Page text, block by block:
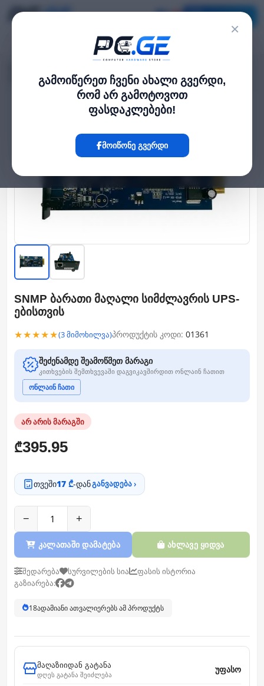
×
გამოიწერეთ ჩვენი ახალი გვერდი,
რომ არ გამოტოვოთ
ფასდაკლებები!
მოიწონე გვერდი
SNMP ბარათი მაღალი სიმძლავრის UPS-ებისთვის
SNMP ბარათი მაღალი სიმძლავრის UPS-
ებისთვის
★★★★★(3 მიმოხილვა)პროდუქტის კოდი: 01361
შეძენამდე შეამოწმეთ მარაგი
კითხვების შემთხვევაში დაგვიკავშირდით ონლაინ ჩათით
ონლაინ ჩათი
არ არის მარაგში
₾395.95
თვეში17 ₾-დანგანვადება ›
− +
კალათაში დამატება ახლავე ყიდვა
შედარება სურვილების სია
ფასის ისტორია
გაზიარება:
18ადამიანი ათვალიერებს ამ პროდუქტს
მაღაზიიდან გატანა
დღეს გატანა შეიძლება
უფასო